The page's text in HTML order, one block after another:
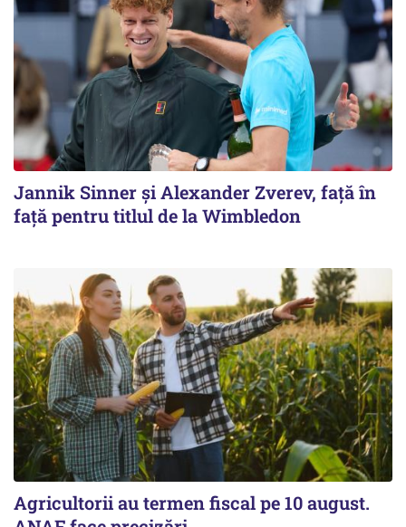
Jannik Sinner și Alexander Zverev, față în
față pentru titlul de la Wimbledon
Agricultorii au termen fiscal pe 10 august.